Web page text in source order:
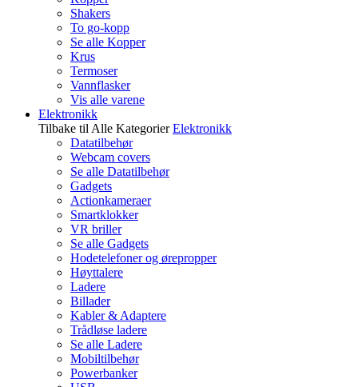
Shakers
To go-kopp
Se alle Kopper
Krus
Termoser
Vannflasker
Vis alle varene
Elektronikk
Tilbake til Alle Kategorier Elektronikk
Datatilbehør
Webcam covers
Se alle Datatilbehør
Gadgets
Actionkameraer
Smartklokker
VR briller
Se alle Gadgets
Hodetelefoner og ørepropper
Høyttalere
Ladere
Billader
Kabler & Adaptere
Trådløse ladere
Se alle Ladere
Mobiltilbehør
Powerbanker